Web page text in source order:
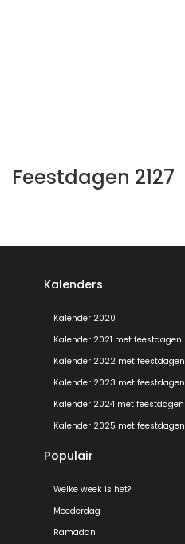
Feestdagen 2127
Kalenders
Kalender 2020
Kalender 2021 met feestdagen
Kalender 2022 met feestdagen
Kalender 2023 met feestdagen
Kalender 2024 met feestdagen
Kalender 2025 met feestdagen
Populair
Welke week is het?
Moederdag
Ramadan